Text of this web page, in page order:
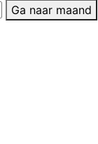
Ga naar maand